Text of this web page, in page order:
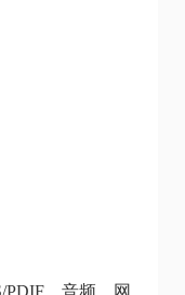
、音频、网